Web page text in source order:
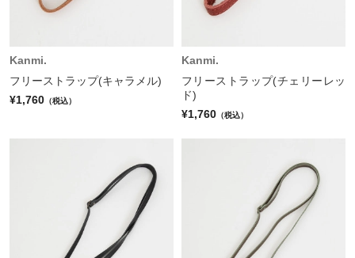
Kanmi.
フリーストラップ(キャラメル)
¥1,760 （税込）
Kanmi.
フリーストラップ(チェリーレッ
ド)
¥1,760 （税込）